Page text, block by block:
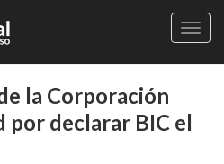
la Corporación
por declarar BIC el